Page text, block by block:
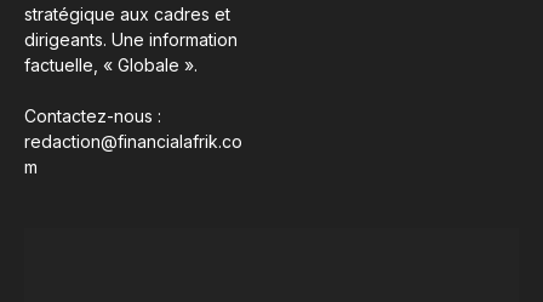
stratégique aux cadres et
dirigeants. Une information
factuelle, « Globale ».
Contactez-nous :
redaction@financialafrik.co
m